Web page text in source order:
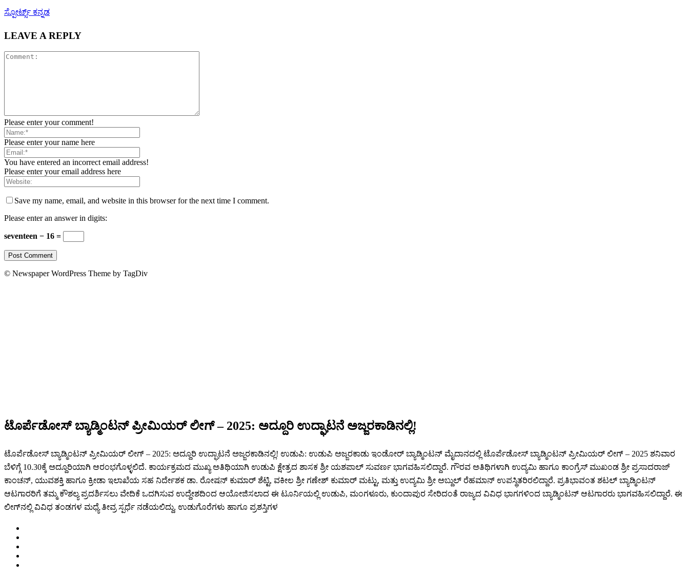
ಸ್ಪೋರ್ಟ್ಸ್ ಕನ್ನಡ
LEAVE A REPLY
Please enter your comment!
Please enter your name here
You have entered an incorrect email address!
Please enter your email address here
Save my name, email, and website in this browser for the next time I comment.
Please enter an answer in digits:
seventeen − 16 =
© Newspaper WordPress Theme by TagDiv
ಟೊರ್ಪೆಡೋಸ್ ಬ್ಯಾಡ್ಮಿಂಟನ್ ಪ್ರೀಮಿಯರ್ ಲೀಗ್ – 2025: ಅದ್ದೂರಿ ಉದ್ಘಾಟನೆ ಅಜ್ಜರಕಾಡಿನಲ್ಲಿ!
ಟೊರ್ಪೆಡೋಸ್ ಬ್ಯಾಡ್ಮಿಂಟನ್ ಪ್ರೀಮಿಯರ್ ಲೀಗ್ – 2025: ಅದ್ದೂರಿ ಉದ್ಘಾಟನೆ ಅಜ್ಜರಕಾಡಿನಲ್ಲಿ! ಉಡುಪಿ: ಉಡುಪಿ ಅಜ್ಜರಕಾಡು ಇಂಡೋರ್ ಬ್ಯಾಡ್ಮಿಂಟನ್ ಮೈದಾನದಲ್ಲಿ ಟೊರ್ಪೆಡೋಸ್ ಬ್ಯಾಡ್ಮಿಂಟನ್ ಪ್ರೀಮಿಯರ್ ಲೀಗ್ – 2025 ಶನಿವಾರ
ಬೆಳಿಗ್ಗೆ 10.30ಕ್ಕೆ ಅದ್ದೂರಿಯಾಗಿ ಆರಂಭಗೊಳ್ಳಲಿದೆ. ಕಾರ್ಯಕ್ರಮದ ಮುಖ್ಯ ಅತಿಥಿಯಾಗಿ ಉಡುಪಿ ಕ್ಷೇತ್ರದ ಶಾಸಕ ಶ್ರೀ ಯಶಪಾಲ್ ಸುವರ್ಣ ಭಾಗವಹಿಸಲಿದ್ದಾರೆ. ಗೌರವ ಅತಿಥಿಗಳಾಗಿ ಉದ್ಯಮಿ ಹಾಗೂ ಕಾಂಗ್ರೆಸ್ ಮುಖಂಡ ಶ್ರೀ ಪ್ರಸಾದರಾಜ್
ಕಾಂಚನ್, ಯುವಶಕ್ತಿ ಹಾಗೂ ಕ್ರೀಡಾ ಇಲಾಖೆಯ ಸಹ ನಿರ್ದೇಶಕ ಡಾ. ರೋಷನ್ ಕುಮಾರ್ ಶೆಟ್ಟಿ, ವಕೀಲ ಶ್ರೀ ಗಣೇಶ್ ಕುಮಾರ್ ಮಟ್ಟು, ಮತ್ತು ಉದ್ಯಮಿ ಶ್ರೀ ಅಬ್ದುಲ್ ರೆಹಮಾನ್ ಉಪಸ್ಥಿತರಿರಲಿದ್ದಾರೆ. ಪ್ರತಿಭಾವಂತ ಶಟಲ್ ಬ್ಯಾಡ್ಮಿಂಟನ್
ಆಟಗಾರರಿಗೆ ತಮ್ಮ ಕೌಶಲ್ಯ ಪ್ರದರ್ಶಿಸಲು ವೇದಿಕೆ ಒದಗಿಸುವ ಉದ್ದೇಶದಿಂದ ಆಯೋಜಿಸಲಾದ ಈ ಟೂರ್ನಿಯಲ್ಲಿ ಉಡುಪಿ, ಮಂಗಳೂರು, ಕುಂದಾಪುರ ಸೇರಿದಂತೆ ರಾಜ್ಯದ ವಿವಿಧ ಭಾಗಗಳಿಂದ ಬ್ಯಾಡ್ಮಿಂಟನ್ ಆಟಗಾರರು ಭಾಗವಹಿಸಲಿದ್ದಾರೆ. ಈ
ಲೀಗ್‌ನಲ್ಲಿ ವಿವಿಧ ತಂಡಗಳ ಮಧ್ಯೆ ತೀವ್ರ ಸ್ಪರ್ಧೆ ನಡೆಯಲಿದ್ದು, ಉಡುಗೊರೆಗಳು ಹಾಗೂ ಪ್ರಶಸ್ತಿಗಳ